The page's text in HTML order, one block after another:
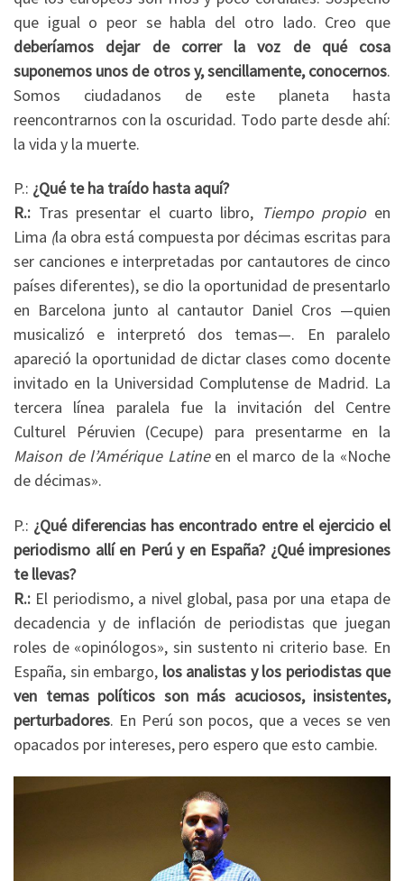
que igual o peor se habla del otro lado. Creo que
deberíamos dejar de correr la voz de qué cosa
suponemos unos de otros y, sencillamente, conocernos.
Somos ciudadanos de este planeta hasta
reencontrarnos con la oscuridad. Todo parte desde ahí:
la vida y la muerte.
P.: ¿Qué te ha traído hasta aquí?
R.: Tras presentar el cuarto libro, Tiempo propio en
Lima (la obra está compuesta por décimas escritas para
ser canciones e interpretadas por cantautores de cinco
países diferentes), se dio la oportunidad de presentarlo
en Barcelona junto al cantautor Daniel Cros —quien
musicalizó e interpretó dos temas—. En paralelo
apareció la oportunidad de dictar clases como docente
invitado en la Universidad Complutense de Madrid. La
tercera línea paralela fue la invitación del Centre
Culturel Péruvien (Cecupe) para presentarme en la
Maison de l’Amérique Latineen el marco de la «Noche
de décimas».
P.: ¿Qué diferencias has encontrado entre el ejercicio el
periodismo allí en Perú y en España? ¿Qué impresiones
te llevas?
R.: El periodismo, a nivel global, pasa por una etapa de
decadencia y de inflación de periodistas que juegan
roles de «opinólogos», sin sustento ni criterio base. En
España, sin embargo, los analistas y los periodistas que
ven temas políticos son más acuciosos, insistentes,
perturbadores. En Perú son pocos, que a veces se ven
opacados por intereses, pero espero que esto cambie.